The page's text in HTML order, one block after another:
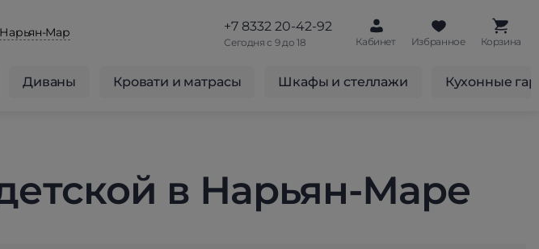
Нарьян-Мар +7 8332 20-42-92
Сегодня с 9 до 18 Кабинет Избранное Корзина
Диваны Кровати и матрасы Шкафы и стеллажи Кухонные
в Нарьян-Маре